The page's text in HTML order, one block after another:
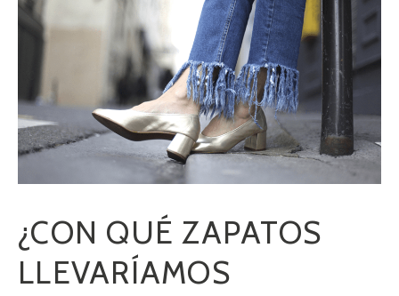
¿CON QUÉ ZAPATOS
LLEVARÍAMOS